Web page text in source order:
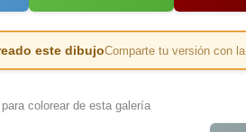
este dibujoComparte tu versión con
colorear de esta galería